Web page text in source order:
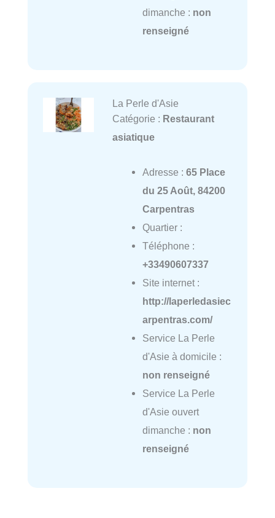
dimanche : non
renseigné
La Perle d'Asie
Catégorie : Restaurant
asiatique
Adresse : 65 Place
du 25 Août, 84200
Carpentras
Quartier :
Téléphone :
+33490607337
Site internet :
http://laperledasiec
arpentras.com/
Service La Perle
d'Asie à domicile :
non renseigné
Service La Perle
d'Asie ouvert
dimanche : non
renseigné